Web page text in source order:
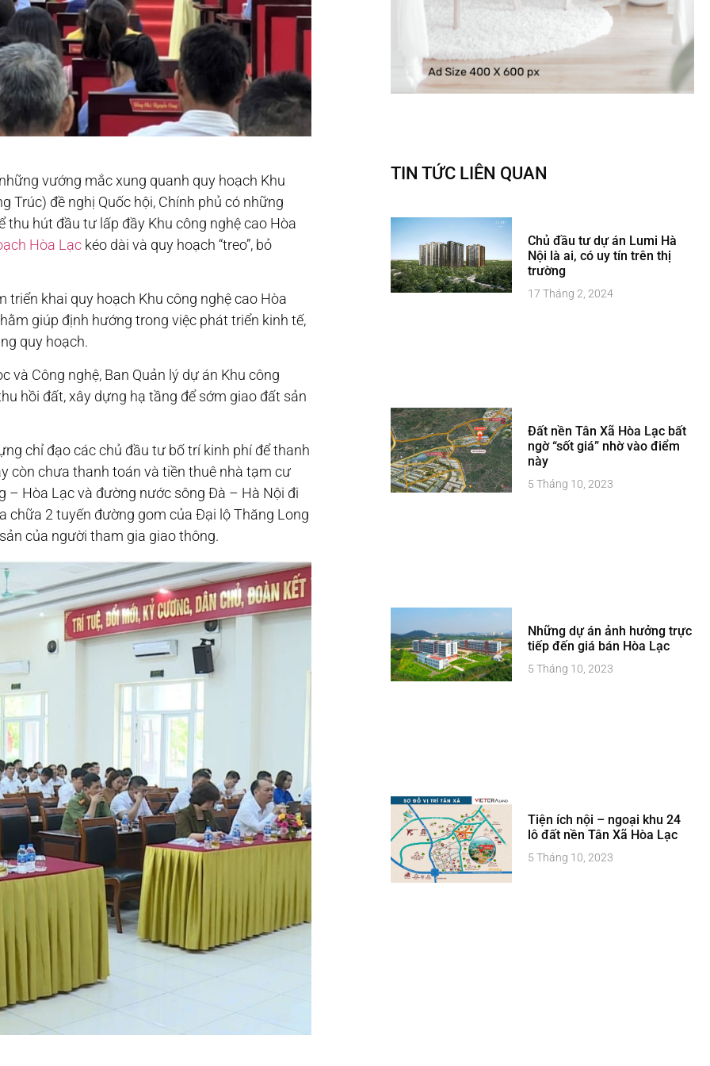
vướng mắc xung quanh quy hoạch Khu
Trúc) đề nghị Quốc hội, Chính phủ có những
hút đầu tư lấp đầy Khu công nghệ cao Hòa
Hòa Lạc kéo dài và quy hoạch “treo”, bỏ
triển khai quy hoạch Khu công nghệ cao Hòa
giúp định hướng trong việc phát triển kinh tế,
quy hoạch.
và Công nghệ, Ban Quản lý dự án Khu công
hồi đất, xây dựng hạ tầng để sớm giao đất sản
chỉ đạo các chủ đầu tư bố trí kinh phí để thanh
còn chưa thanh toán và tiền thuê nhà tạm cư
– Hòa Lạc và đường nước sông Đà – Hà Nội đi
chữa 2 tuyến đường gom của Đại lộ Thăng Long
của người tham gia giao thông.
TIN TỨC LIÊN QUAN
Chủ đầu tư dự án Lumi Hà
Nội là ai, có uy tín trên thị
trường
17 Tháng 2, 2024
Đất nền Tân Xã Hòa Lạc bất
ngờ “sốt giá” nhờ vào điểm
này
5 Tháng 10, 2023
Những dự án ảnh hưởng trực
tiếp đến giá bán Hòa Lạc
5 Tháng 10, 2023
Tiện ích nội – ngoại khu 24
lô đất nền Tân Xã Hòa Lạc
5 Tháng 10, 2023